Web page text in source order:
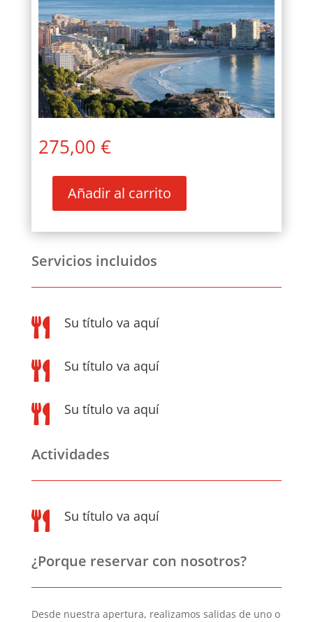
275,00 €
OROPESA
MAR
PUENTE
Añadir al carrito
Servicios incluidos
 Su título va aquí
 Su título va aquí
 Su título va aquí
Actividades
 Su título va aquí
¿Porque reservar con nosotros?
Desde nuestra apertura, realizamos salidas de uno o